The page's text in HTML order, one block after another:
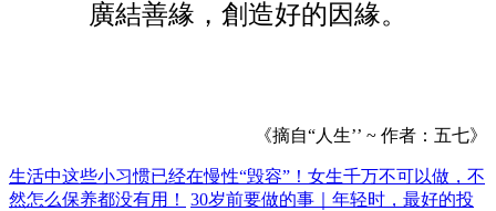
廣結善緣，創造好的因緣。
《摘自“人生’’ ~ 作者：五七》
生活中这些小习惯已经在慢性“毁容”！女生千万不可以做，不
然怎么保养都没有用！
30岁前要做的事｜年轻时，最好的投